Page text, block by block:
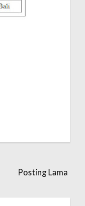
Posting Lama